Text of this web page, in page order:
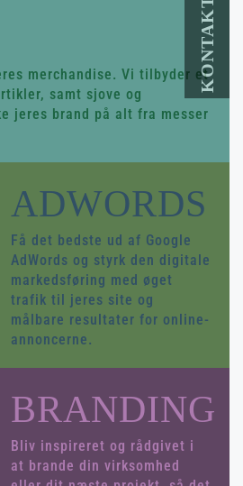
merchandise. Vi tilbyder et
samt sjove og
jeres brand på alt fra messer
ADWORDS
Få det bedste ud af Google
AdWords og styrk den digitale
markedsføring med øget
trafik til jeres site og
målbare resultater for online-
annoncerne.
BRANDING
Bliv inspireret og rådgivet i
at brande din virksomhed